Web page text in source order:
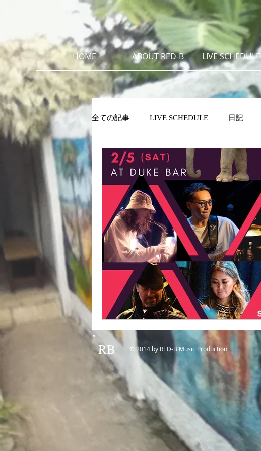
HOME ABOUT RED-B LIVE SCHEDULE
全ての記事 LIVE SCHEDULE 日記
RB © 2014 by RED-B Music Production